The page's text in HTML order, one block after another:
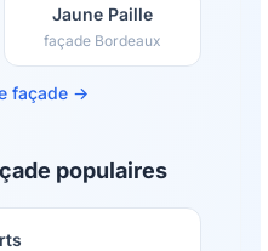
Jaune Paille
façade Bordeaux
façade →
populaires